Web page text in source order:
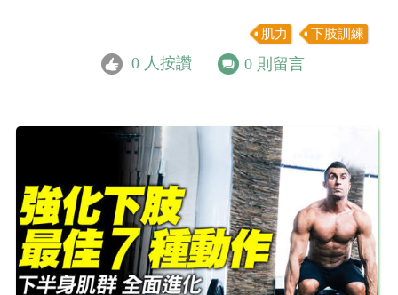
肌力 下肢訓練
0 人按讚 0 則留言